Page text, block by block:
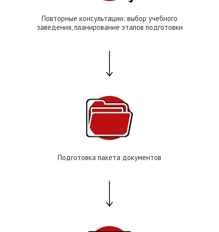
Повторные консультации: выбор учебного
заведения, планирование этапов подготовки
Подготовка пакета документов